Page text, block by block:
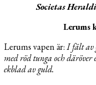
Societas
Lerums
Lerums vapen är:I fält av
med röd tunga och däröver
ekblad av guld.